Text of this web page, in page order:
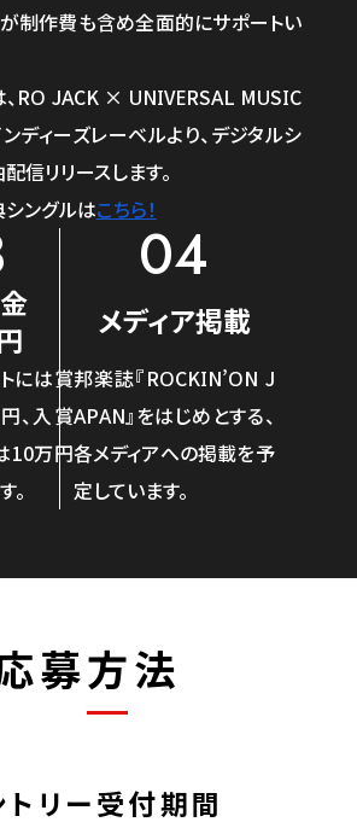
制作費も含め全面的にサポートい
RO JACK × UNIVERSAL MUSIC
ディーズレーベルより、デジタルシ
信リリースします。
ングルはこちら！
には賞
、入賞
10万円
。
04
メディア掲載
邦楽誌『ROCKIN’ON J
APAN』をはじめとする、
各メディアへの掲載を予
定しています。
募方法
トリー受付期間